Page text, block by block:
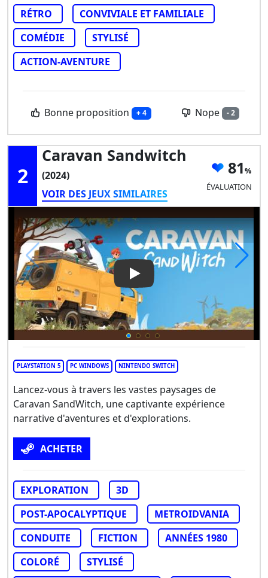
RÉTRO
CONVIVIALE ET FAMILIALE
COMÉDIE
STYLISÉ
ACTION-AVENTURE
Bonne proposition + 4 Nope - 2
2
Caravan Sandwitch
(2024)
VOIR DES JEUX SIMILAIRES
81
ÉVALUATION
Play Video: Caravan
PLAYSTATION 5 PC WINDOWS NINTENDO SWITCH
Lancez-vous à travers les vastes paysages de
Caravan SandWitch, une captivante expérience
narrative d'aventures et d'explorations.
ACHETER
EXPLORATION
3D
POST-APOCALYPTIQUE
METROIDVANIA
CONDUITE
FICTION
ANNÉES 1980
COLORÉ
STYLISÉ